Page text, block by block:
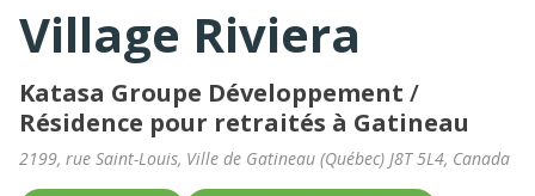
Village Riviera
Katasa Groupe Développement /
Résidence pour retraités à Gatineau
2199, rue Saint-Louis, Ville de Gatineau (Québec) J8T 5L4, Canada